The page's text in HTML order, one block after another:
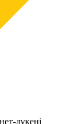
дүкені